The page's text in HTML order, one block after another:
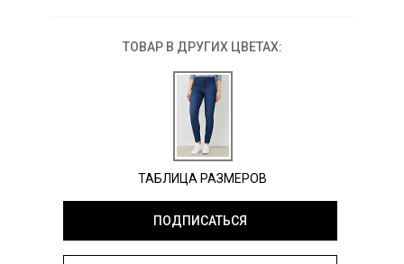
ТОВАР В ДРУГИХ ЦВЕТАХ:
ТАБЛИЦА РАЗМЕРОВ
ПОДПИСАТЬСЯ